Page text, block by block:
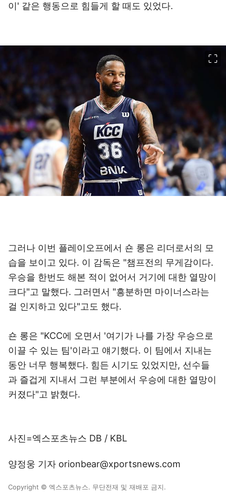
이' 같은 행동으로 힘들게 할 때도 있었다.
그러나 이번 플레이오프에서 숀 롱은 리더로서의 모
습을 보이고 있다. 이 감독은 "챔프전의 무게감이다.
우승을 한번도 해본 적이 없어서 거기에 대한 열망이
크다"고 말했다. 그러면서 "흥분하면 마이너스라는
걸 인지하고 있다"고도 했다.
숀 롱은 "KCC에 오면서 '여기가 나를 가장 우승으로
이끌 수 있는 팀'이라고 얘기했다. 이 팀에서 지내는
동안 너무 행복했다. 힘든 시기도 있었지만, 선수들
과 즐겁게 지내서 그런 부분에서 우승에 대한 열망이
커졌다"고 밝혔다.
사진=엑스포츠뉴스 DB / KBL
양정웅 기자 orionbear@xportsnews.com
Copyright © 엑스포츠뉴스. 무단전재 및 재배포 금지.